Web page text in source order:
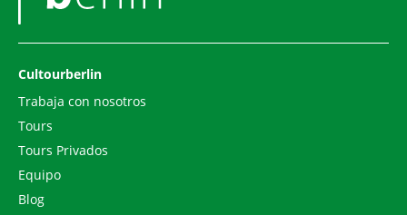
Cultourberlin
Trabaja con nosotros
Tours
Tours Privados
Equipo
Blog